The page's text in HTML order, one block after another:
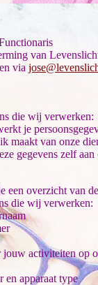
van
via
die wij verwerken:
je
maakt van onze
gegevens zelf aan
een overzicht van de
die wij verwerken:
jouw activiteiten op
en apparaat type